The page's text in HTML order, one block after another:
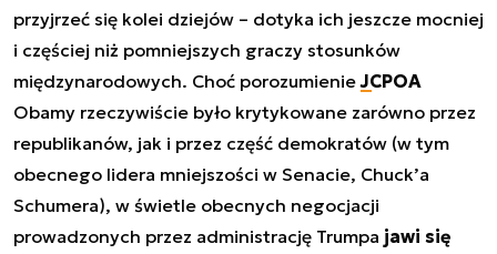
przyjrzeć się kolei dziejów – dotyka ich jeszcze mocniej
i częściej niż pomniejszych graczy stosunków
międzynarodowych. Choć porozumienieJCPOA
Obamy rzeczywiście było krytykowane zarówno przez
republikanów, jak i przez część demokratów (w tym
obecnego lidera mniejszości w Senacie, Chuck’a
Schumera), w świetle obecnych negocjacji
prowadzonych przez administrację Trumpa jawi się